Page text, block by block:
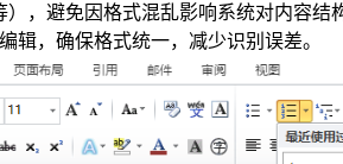
，避免因格式混乱影响系统对内容结
辑，确保格式统一，减少识别误差。